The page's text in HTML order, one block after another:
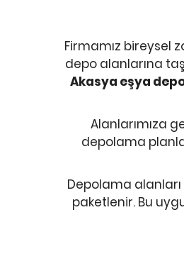
Firmamız bireysel
depo alanlarına
Akasya eşya
Alanlarımıza
depolama
Depolama
paketlenir. Bu